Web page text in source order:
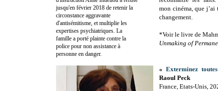
mon cinéma, que
changement.
*Voir le livre de
Unmaking of
«Exterminez
Raoul Peck
France, Etats-Unis,
jusqu'en février 2018 de retenir la
circonstance aggravante
d'antisémitisme, et multiplie les
expertises psychiatriques. La
famille a porté plainte contre la
police pour non assistance à
personne en danger.